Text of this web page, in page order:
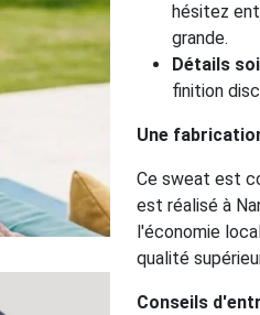
hésitez
grande.
Détails
finition
Une
Ce sweat est
est réalisé à
l'économie
qualité
Conseils